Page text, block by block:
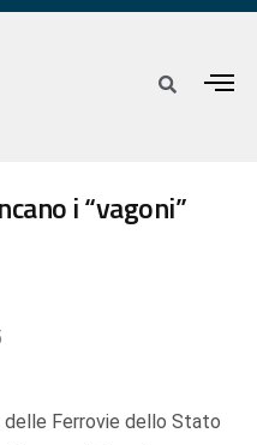
i “vagoni”
delle Ferrovie dello Stato